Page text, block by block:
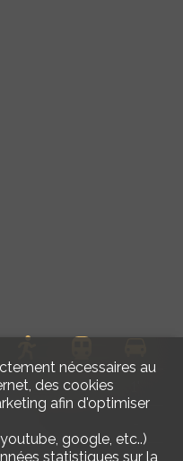
2' 2'
nécessaires au
des cookies
afin d'optimiser
google, etc..)
statistiques sur la